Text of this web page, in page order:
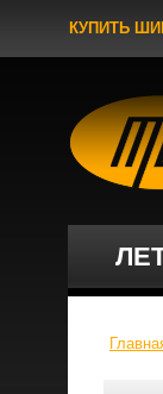
КУПИТЬ